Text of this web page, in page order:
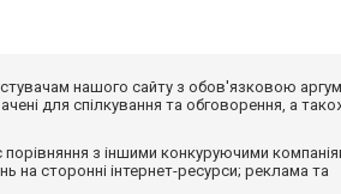
нашого сайту з обов'язковою
для спілкування та обговорення, а
з іншими конкуруючими
на сторонні інтернет-ресурси; реклама та